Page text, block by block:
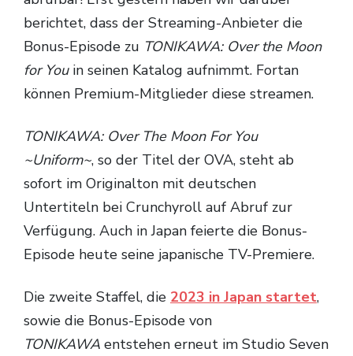
berichtet, dass der Streaming-Anbieter die
Bonus-Episode zu TONIKAWA: Over the Moon
for Youin seinen Katalog aufnimmt. Fortan
können Premium-Mitglieder diese streamen.
TONIKAWA: Over The Moon For You
~Uniform~, so der Titel der OVA, steht ab
sofort im Originalton mit deutschen
Untertiteln bei Crunchyroll auf Abruf zur
Verfügung. Auch in Japan feierte die Bonus-
Episode heute seine japanische TV-Premiere.
Die zweite Staffel, die 2023 in Japan startet,
sowie die Bonus-Episode von
TONIKAWA entstehen erneut im Studio Seven